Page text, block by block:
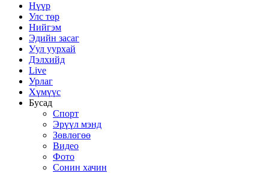
Нүүр
Улс төр
Нийгэм
Эдийн засаг
Уул уурхай
Дэлхийд
Live
Урлаг
Хүмүүс
Бусад
Спорт
Эрүүл мэнд
Зөвлөгөө
Видео
Фото
Сонин хачин